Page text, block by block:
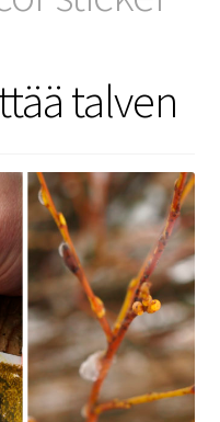
talven